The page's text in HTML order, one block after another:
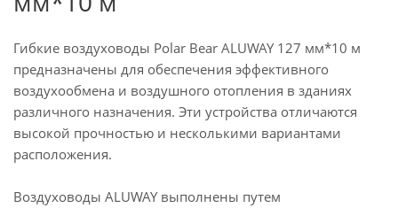
Гибкие воздуховоды Polar Bear ALUWAY 127 мм*10 м
предназначены для обеспечения эффективного
воздухообмена и воздушного отопления в зданиях
различного назначения. Эти устройства отличаются
высокой прочностью и несколькими вариантами
расположения.
Воздуховоды ALUWAY выполнены путем